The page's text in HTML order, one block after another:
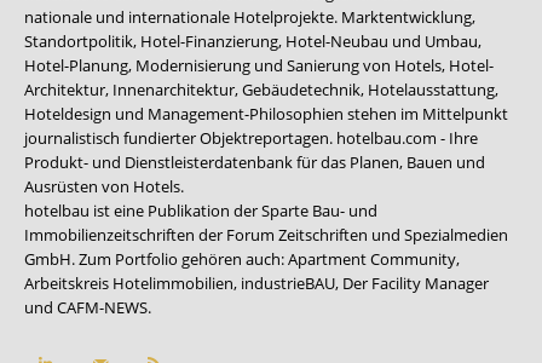
nationale und internationale Hotelprojekte. Marktentwicklung,
Standortpolitik, Hotel-Finanzierung, Hotel-Neubau und Umbau,
Hotel-Planung, Modernisierung und Sanierung von Hotels, Hotel-
Architektur, Innenarchitektur, Gebäudetechnik, Hotelausstattung,
Hoteldesign und Management-Philosophien stehen im Mittelpunkt
journalistisch fundierter Objektreportagen. hotelbau.com - Ihre
Produkt- und Dienstleisterdatenbank für das Planen, Bauen und
Ausrüsten von Hotels.
hotelbau ist eine Publikation der Sparte Bau- und
Immobilienzeitschriften der Forum Zeitschriften und Spezialmedien
GmbH. Zum Portfolio gehören auch:Apartment Community,
Arbeitskreis Hotelimmobilien, industrieBAU, Der Facility Manager
und CAFM-NEWS.